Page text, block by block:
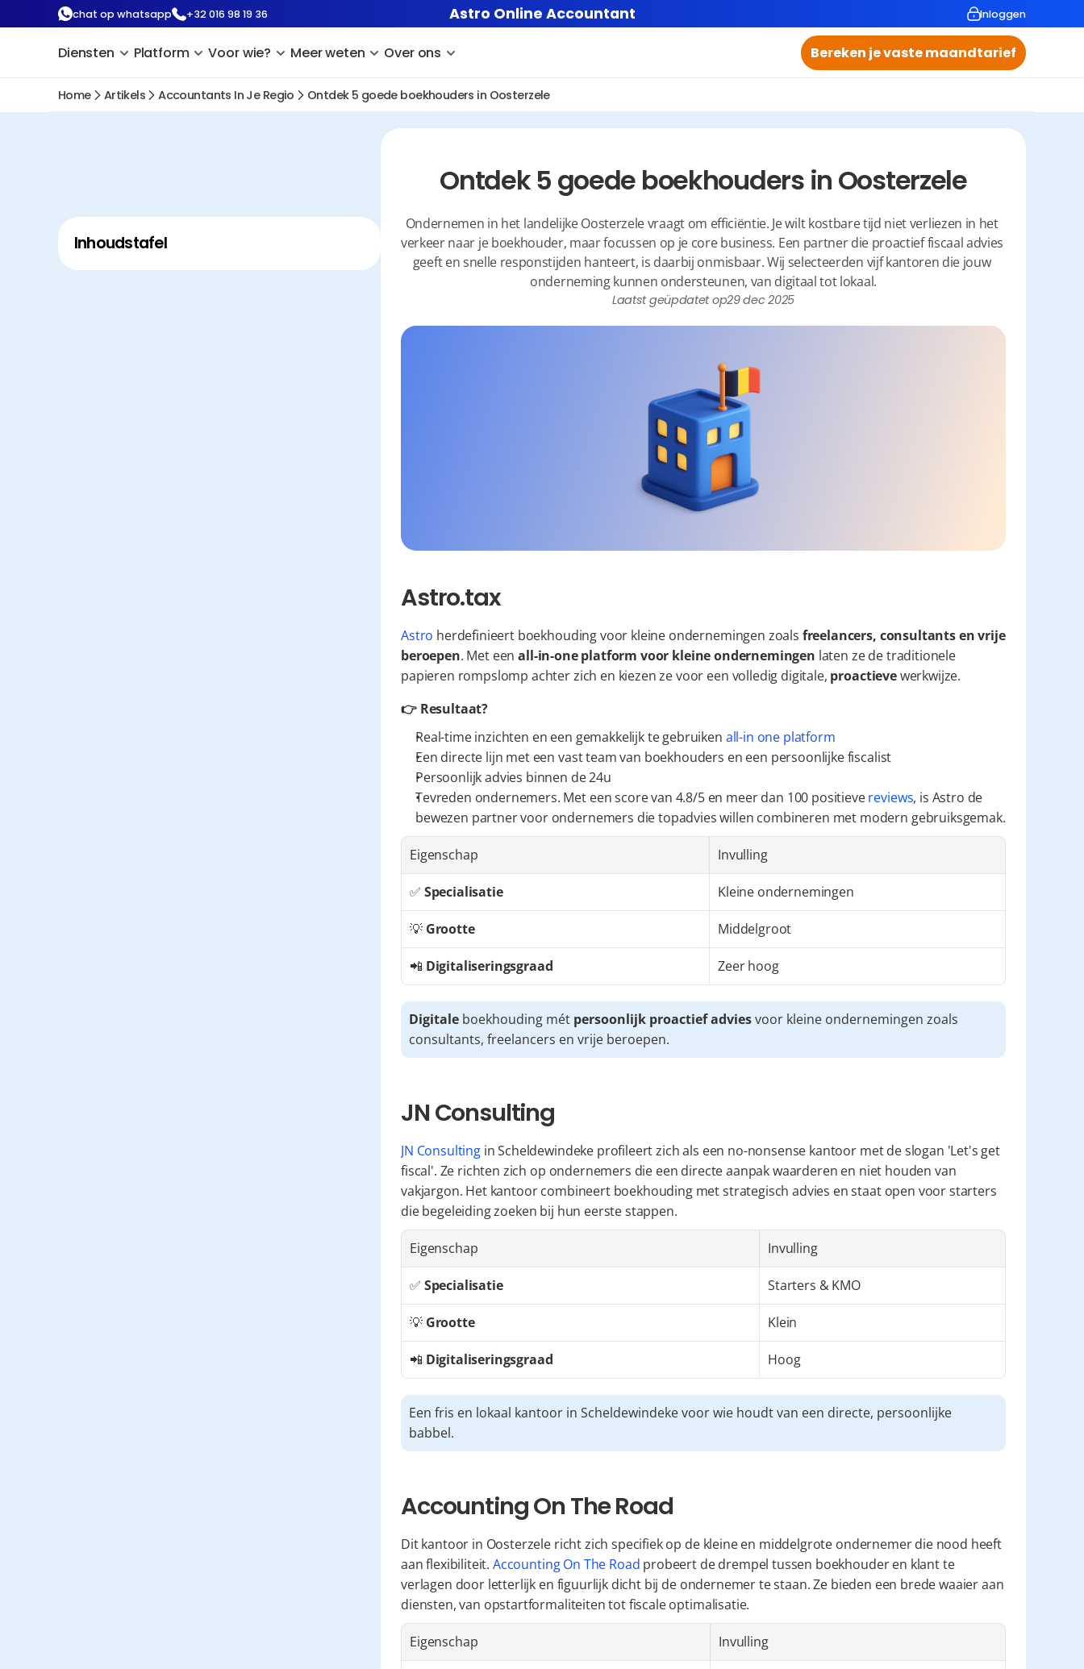
chat op whatsapp +32 016 98 19 36 Astro Online Accountant Inloggen
Diensten Platform Voor wie? Meer weten Over ons Bereken je vaste maandtarief
Home Artikels Accountants In Je Regio Ontdek 5 goede boekhouders in Oosterzele
Inhoudstafel
Ontdek 5 goede boekhouders in Oosterzele
Ondernemen in het landelijke Oosterzele vraagt om efficiëntie. Je wilt kostbare tijd niet verliezen in het
verkeer naar je boekhouder, maar focussen op je core business. Een partner die proactief fiscaal advies
geeft en snelle responstijden hanteert, is daarbij onmisbaar. Wij selecteerden vijf kantoren die jouw
onderneming kunnen ondersteunen, van digitaal tot lokaal.
Laatst geüpdatet op29 dec 2025
Astro.tax
Astro herdefinieert boekhouding voor kleine ondernemingen zoals freelancers, consultants en vrije
beroepen. Met een all-in-one platform voor kleine ondernemingen laten ze de traditionele
papieren rompslomp achter zich en kiezen ze voor een volledig digitale, proactieve werkwijze.
👉 Resultaat?
Real-time inzichten en een gemakkelijk te gebruiken all-in one platform
Een directe lijn met een vast team van boekhouders en een persoonlijke fiscalist
Persoonlijk advies binnen de 24u
Tevreden ondernemers. Met een score van 4.8/5 en meer dan 100 positieve reviews, is Astro de
bewezen partner voor ondernemers die topadvies willen combineren met modern gebruiksgemak.
Eigenschap Invulling
✅ Specialisatie Kleine ondernemingen
💡 Grootte Middelgroot
📲 Digitaliseringsgraad Zeer hoog
Digitale boekhouding mét persoonlijk proactief advies voor kleine ondernemingen zoals
consultants, freelancers en vrije beroepen.
JN Consulting
JN Consulting in Scheldewindeke profileert zich als een no-nonsense kantoor met de slogan 'Let's get
fiscal'. Ze richten zich op ondernemers die een directe aanpak waarderen en niet houden van
vakjargon. Het kantoor combineert boekhouding met strategisch advies en staat open voor starters
die begeleiding zoeken bij hun eerste stappen.
Eigenschap Invulling
✅ Specialisatie Starters & KMO
💡 Grootte Klein
📲 Digitaliseringsgraad Hoog
Een fris en lokaal kantoor in Scheldewindeke voor wie houdt van een directe, persoonlijke
babbel.
Accounting On The Road
Dit kantoor in Oosterzele richt zich specifiek op de kleine en middelgrote ondernemer die nood heeft
aan flexibiliteit. Accounting On The Road probeert de drempel tussen boekhouder en klant te
verlagen door letterlijk en figuurlijk dicht bij de ondernemer te staan. Ze bieden een brede waaier aan
diensten, van opstartformaliteiten tot fiscale optimalisatie.
Eigenschap Invulling